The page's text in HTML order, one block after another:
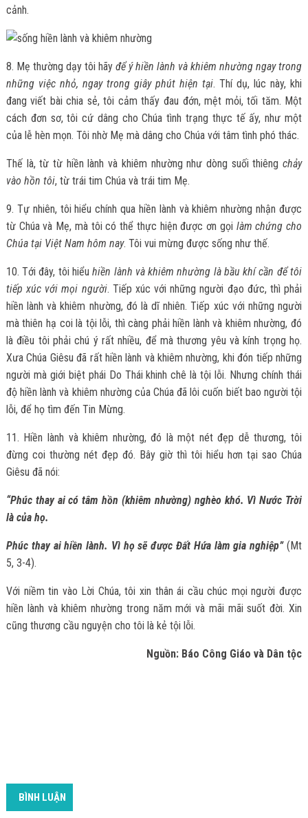
cảnh.
8. Mẹ thường dạy tôi hãy để ý hiền lành và khiêm nhường ngay trong
những việc nhỏ, ngay trong giây phút hiện tại. Thí dụ, lúc này, khi
đang viết bài chia sẻ, tôi cảm thấy đau đớn, mệt mỏi, tối tăm. Một
cách đơn sơ, tôi cứ dâng cho Chúa tình trạng thực tế ấy, như một
của lễ hèn mọn. Tôi nhờ Mẹ mà dâng cho Chúa với tâm tình phó thác.
Thế là, từ từ hiền lành và khiêm nhường như dòng suối thiêngchảy
vào hồn tôi, từ trái tim Chúa và trái tim Mẹ.
9. Tự nhiên, tôi hiểu chính qua hiền lành và khiêm nhường nhận được
từ Chúa và Mẹ, mà tôi có thể thực hiện được ơn gọi làm chứng cho
Chúa tại Việt Nam hôm nay. Tôi vui mừng được sống như thế.
10. Tới đây, tôi hiểuhiền lành và khiêm nhường là bầu khí cần để tôi
tiếp xúc với mọi người. Tiếp xúc với những người đạo đức, thì phải
hiền lành và khiêm nhường, đó là dĩ nhiên. Tiếp xúc với những người
mà thiên hạ coi là tội lỗi, thì càng phải hiền lành và khiêm nhường, đó
là điều tôi phải chú ý rất nhiều, để mà thương yêu và kính trọng họ.
Xưa Chúa Giêsu đã rất hiền lành và khiêm nhường, khi đón tiếp những
người mà giới biệt phái Do Thái khinh chê là tội lỗi. Nhưng chính thái
độ hiền lành và khiêm nhường của Chúa đã lôi cuốn biết bao người tội
lỗi, để họ tìm đến Tin Mừng.
11. Hiền lành và khiêm nhường, đó là một nét đẹp dễ thương, tôi
đừng coi thường nét đẹp đó. Bây giờ thì tôi hiểu hơn tại sao Chúa
Giêsu đã nói:
“Phúc thay ai có tâm hồn (khiêm nhường) nghèo khó. Vì Nước Trời
là của họ.
Phúc thay ai hiền lành. Vì họ sẽ được Đất Hứa làm gia nghiệp”(Mt
5, 3-4).
Với niềm tin vào Lời Chúa, tôi xin thân ái cầu chúc mọi người được
hiền lành và khiêm nhường trong năm mới và mãi mãi suốt đời. Xin
cũng thương cầu nguyện cho tôi là kẻ tội lỗi.
Nguồn: Báo Công Giáo và Dân tộc
BÌNH LUẬN